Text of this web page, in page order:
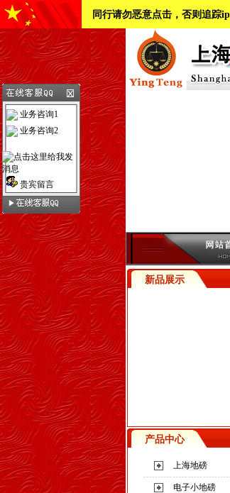
同行请勿恶意点击，否则追踪
新品展示
产品中心
上海地磅
电子小地磅
业务咨询1
业务咨询2
贵宾留言